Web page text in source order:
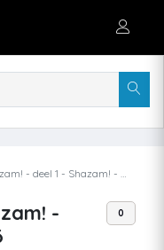
- deel 1 - Shazam! - RW uitgave - hc - 2016
-
0